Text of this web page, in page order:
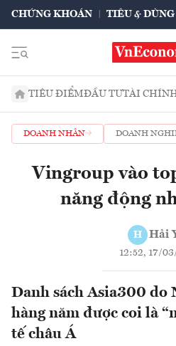
CHỨNG KHOÁN TIÊU & DÙNG
TIÊU ĐIỂMĐẦU TƯTÀI
DOANH NHÂN DOANH
Vingroup vào
năng động
H Hải
12:52, 17/
Danh sách Asia300 do
hàng năm được coi là
tế châu Á